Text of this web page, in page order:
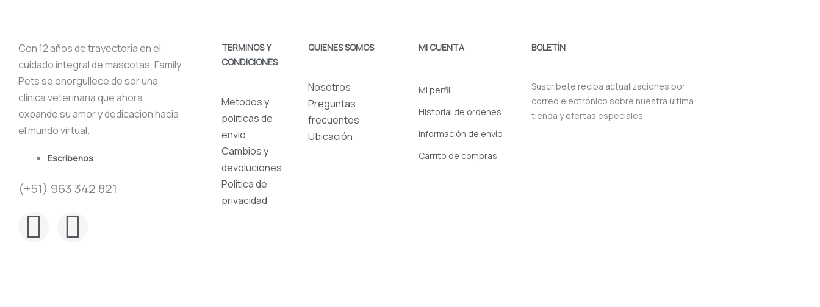
Con 12 años de trayectoria en el
cuidado integral de mascotas, Family
Pets se enorgullece de ser una
clínica veterinaria que ahora
expande su amor y dedicación hacia
el mundo virtual.
Escribenos
(+51) 963 342 821
F I
TERMINOS Y
CONDICIONES
Metodos y
politicas de
envio
Cambios y
devoluciones
Politica de
privacidad
QUIENES SOMOS
Nosotros
Preguntas
frecuentes
Ubicación
MI CUENTA
Mi perfil
Historial de ordenes
Información de envío
Carrito de compras
BOLETÍN
Suscríbete reciba actualizaciones por
correo electrónico sobre nuestra última
tienda y ofertas especiales.